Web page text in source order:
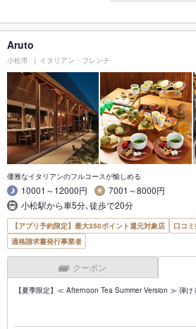
Aruto
小松市 イタリアン・フレンチ
優雅なイタリアンのフルコースが愉しめる
10001～12000円
7001～8000円
小松駅から車5分､徒歩で20分
【アプリ予約限定】最大350ポイント還元対象店
口コ
適格請求書発行事業者
クーポン
【夏季限定】≪ Afternoon Tea Summer Version ≫ 弾